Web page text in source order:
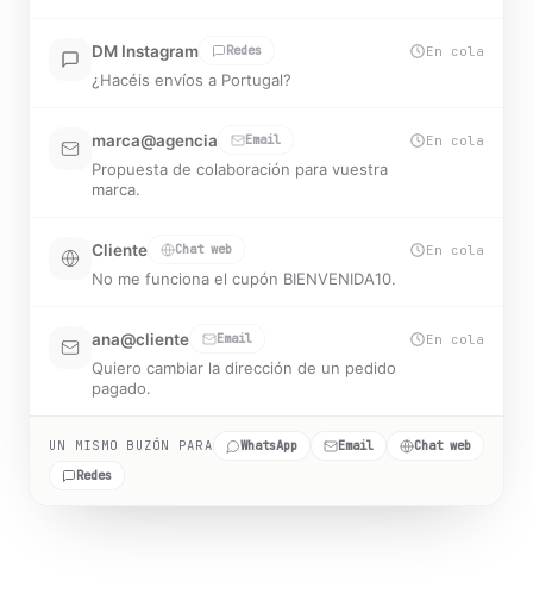
DM Instagram Redes
marca@agencia Email
Propuesta de colaboración para vuestra
Cliente Chat web
ana@cliente Email
Quiero cambiar la dirección de un pedido
clasificadas, escaladas a una
UN MISMO BUZÓN PARA